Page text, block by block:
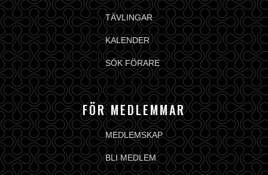
TÄVLINGAR
KALENDER
SÖK FÖRARE
FÖR MEDLEMMAR
MEDLEMSKAP
BLI MEDLEM